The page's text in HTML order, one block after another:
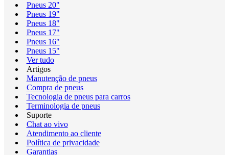
Pneus 20"
Pneus 19"
Pneus 18"
Pneus 17"
Pneus 16"
Pneus 15"
Ver tudo
Artigos
Manutenção de pneus
Compra de pneus
Tecnologia de pneus para carros
Terminologia de pneus
Suporte
Chat ao vivo
Atendimento ao cliente
Política de privacidade
Garantias